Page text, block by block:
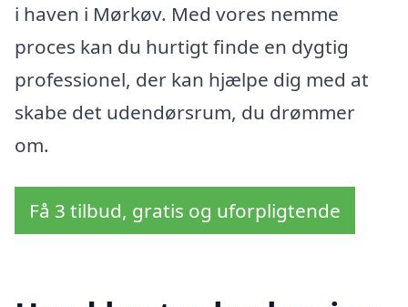
i haven i Mørkøv. Med vores nemme
proces kan du hurtigt finde en dygtig
professionel, der kan hjælpe dig med at
skabe det udendørsrum, du drømmer
om.
Få 3 tilbud, gratis og uforpligtende